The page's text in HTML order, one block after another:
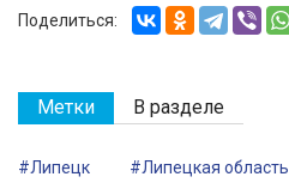
Поделиться:
Метки В разделе
#Липецк #Липецкая область